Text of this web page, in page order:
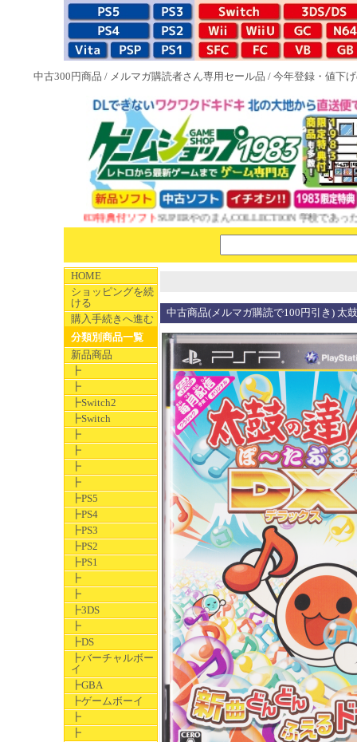
中古300円商品 / メルマガ購読者さん専用セール品 / 今年登録・値下
NEW 1983特典付ソフトSUPERやのまんCOLLECTION 学校であった怖
HOME
ショッピングを続
ける
購入手続きへ進む
分類別商品一覧
新品商品
┣
┣
┣Switch2
┣Switch
┣
┣
┣
┣
┣PS5
┣PS4
┣PS3
┣PS2
┣PS1
┣
┣
┣3DS
┣
┣DS
┣バーチャルボー
イ
┣GBA
┣ゲームボーイ
┣
┣
中古商品(メルマガ購読で100円引き) 太